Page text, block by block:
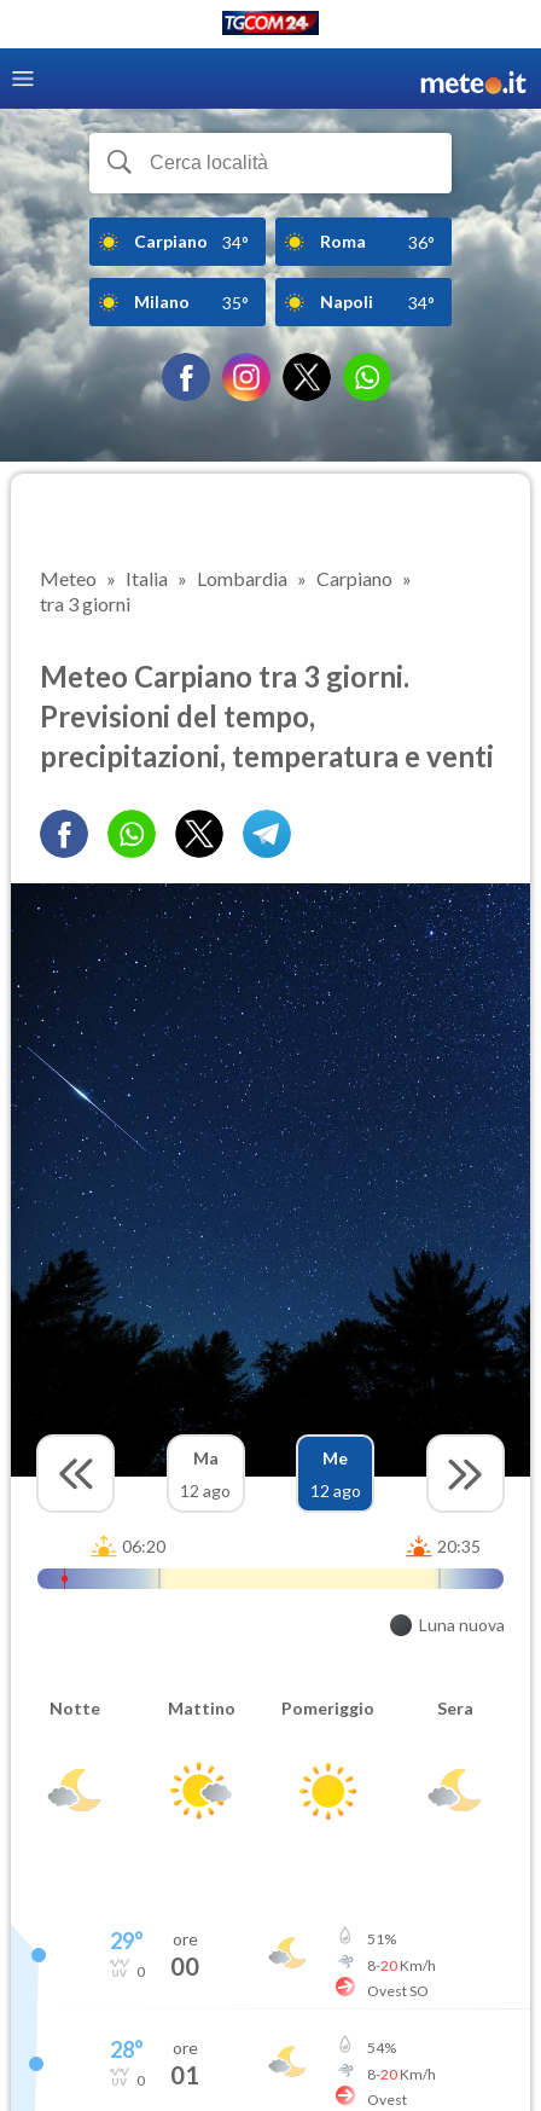
Carpiano 34° Roma 36°
Milano 35° Napoli 34°
Meteo Italia Lombardia
Carpiano
tra 3 giorni
Meteo Carpiano tra 3 giorni.
Previsioni del tempo,
precipitazioni, temperatura e venti
Ma
12 ago
Me
12 ago
06:20 20:35
Luna nuova
Notte Mattino Pomeriggio Sera
29°
0
ore
00
51%
8-20Km/h
Ovest SO
28°
0
ore
01
54%
8-20Km/h
Ovest